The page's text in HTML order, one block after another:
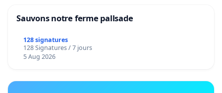
Sauvons notre ferme pallsade
128 signatures
128 Signatures / 7 jours
5 Aug 2026